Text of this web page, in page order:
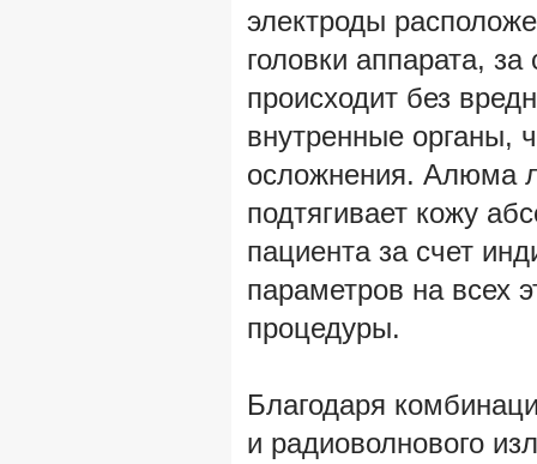
электроды
головки аппарата,
происходит без
внутренные органы,
осложнения. Алюма
подтягивает кожу
пациента за счет
параметров на всех
процедуры.
Благодаря
и радиоволнового